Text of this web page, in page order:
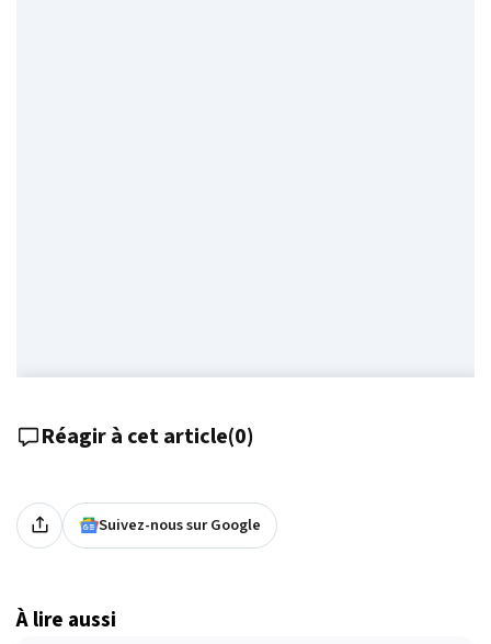
Réagir à cet article(0)
Suivez-nous sur Google
À lire aussi